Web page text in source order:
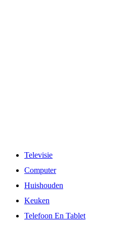
Televisie
Computer
Huishouden
Keuken
Telefoon En Tablet